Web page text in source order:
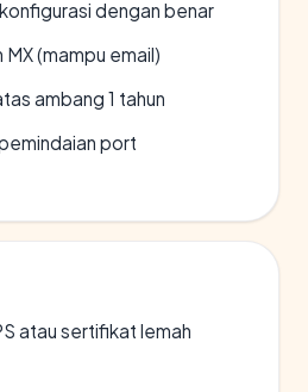
dengan benar
(mampu email)
ambang 1 tahun
port
atau sertifikat lemah